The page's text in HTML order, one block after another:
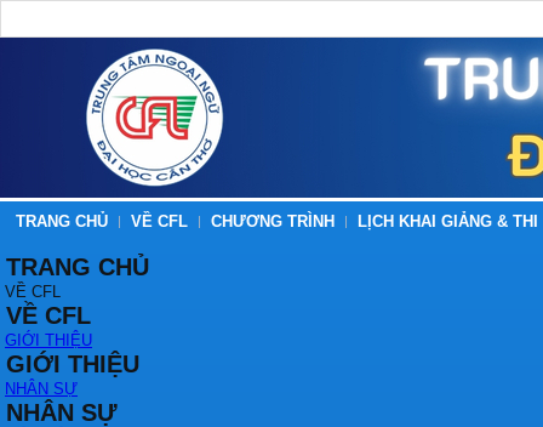
TRANG CHỦ VỀ CFL CHƯƠNG TRÌNH LỊCH KHAI GIẢNG & THI
TRANG CHỦ
VỀ CFL
VỀ CFL
GIỚI THIỆU
GIỚI THIỆU
NHÂN SỰ
NHÂN SỰ